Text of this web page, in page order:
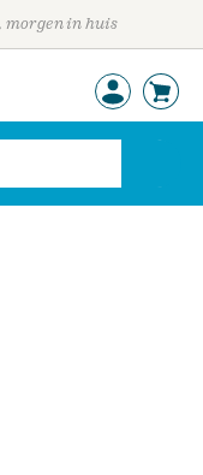
morgen in huis